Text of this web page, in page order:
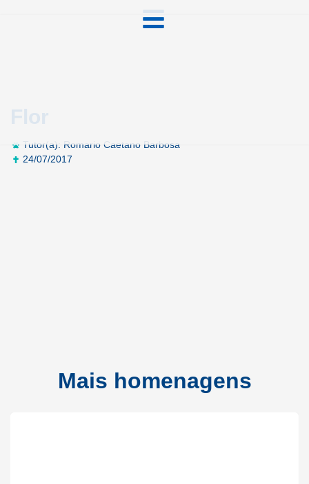
Flor
Tutor(a): Romario Caetano Barbosa
24/07/2017
Mais homenagens